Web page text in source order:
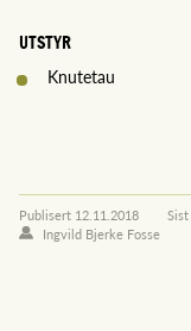
UTSTYR
Knutetau
Publisert 12.11.2018
Ingvild Bjerke Fosse